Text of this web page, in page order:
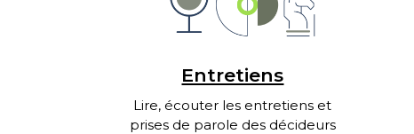
Entretiens
Lire, écouter les entretiens et
prises de parole des décideurs